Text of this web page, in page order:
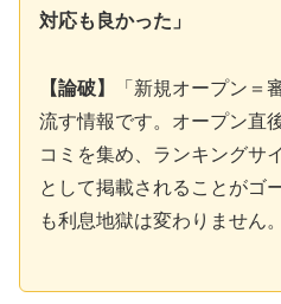
対応も良かった」
【論破】
「新規オープン＝
流す情報です。オープン直
コミを集め、ランキングサ
として掲載されることがゴ
も利息地獄は変わりません。